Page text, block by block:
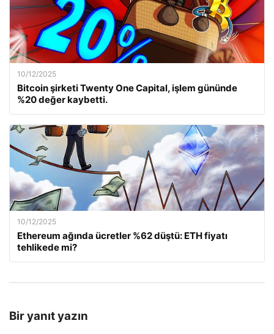
10/12/2025
Bitcoin şirketi Twenty One Capital, işlem gününde
%20 değer kaybetti.
10/12/2025
Ethereum ağında ücretler %62 düştü: ETH fiyatı
tehlikede mi?
Bir yanıt yazın